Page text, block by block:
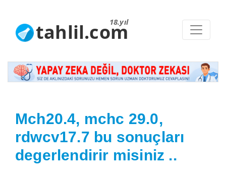
18.yıl
tahlil.com
Mch20.4, mchc 29.0,
rdwcv17.7 bu sonuçları
degerlendirir misiniz ..